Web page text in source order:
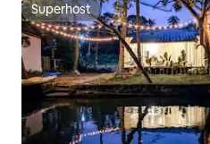
Superhost
Superhost